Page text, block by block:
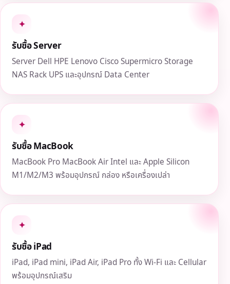
✦
รับซื้อ Server
Server Dell HPE Lenovo Cisco Supermicro Storage
NAS Rack UPS และอุปกรณ์ Data Center
✦
รับซื้อ MacBook
MacBook Pro MacBook Air Intel และ Apple Silicon
M1/M2/M3 พร้อมอุปกรณ์ กล่อง หรือเครื่องเปล่า
✦
รับซื้อ iPad
iPad, iPad mini, iPad Air, iPad Pro ทั้ง Wi‑Fi และ Cellular
พร้อมอุปกรณ์เสริม